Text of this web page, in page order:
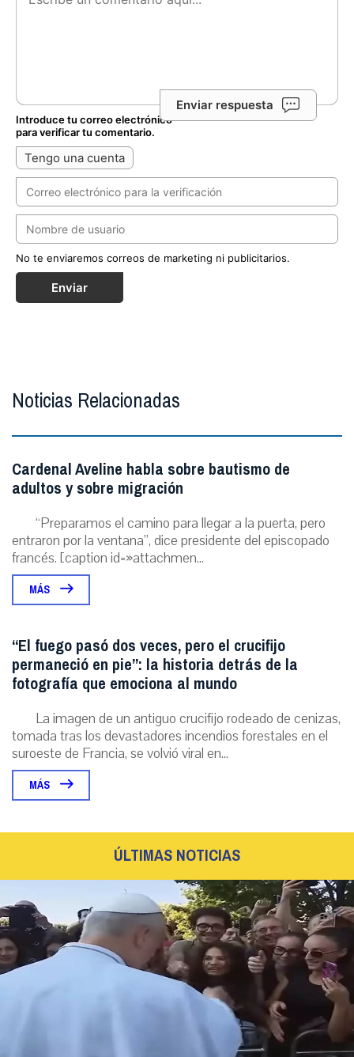
Enviar respuesta
Introduce tu correo electrónico
para verificar tu comentario.
Tengo una cuenta
No te enviaremos correos de marketing ni publicitarios.
Enviar
Noticias Relacionadas
Cardenal Aveline habla sobre bautismo de
adultos y sobre migración
“Preparamos el camino para llegar a la puerta, pero
entraron por la ventana”, dice presidente del episcopado
francés. [caption id=»attachmen...
MÁS
“El fuego pasó dos veces, pero el crucifijo
permaneció en pie”: la historia detrás de la
fotografía que emociona al mundo
La imagen de un antiguo crucifijo rodeado de cenizas,
tomada tras los devastadores incendios forestales en el
suroeste de Francia, se volvió viral en...
MÁS
ÚLTIMAS NOTICIAS